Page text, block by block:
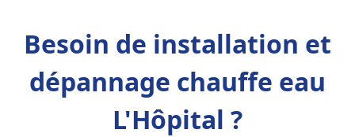
Besoin de installation et
dépannage chauffe eau
L'Hôpital ?